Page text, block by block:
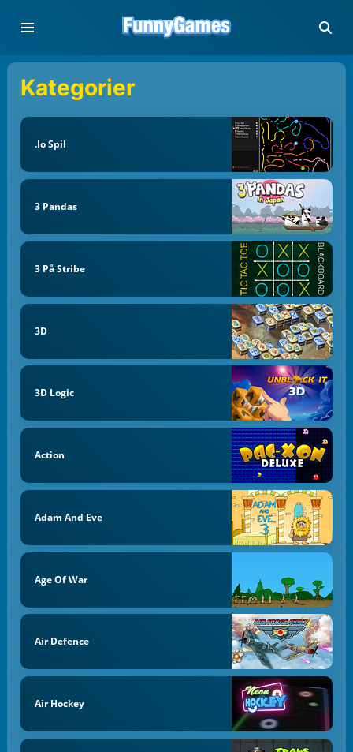
Kategorier
.io Spil
3 Pandas
3 På Stribe
3D
3D Logic
Action
Adam And Eve
Age Of War
Air Defence
Air Hockey